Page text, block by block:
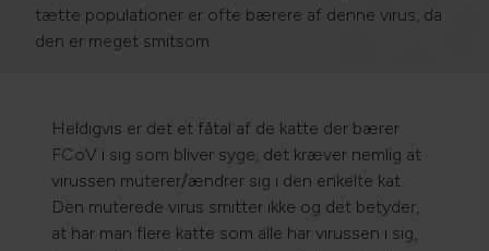
tætte populationer er ofte bærere af denne virus, da
den er meget smitsom.
Heldigvis er det et fåtal af de katte der bærer
FCoV i sig som bliver syge, det kræver nemlig at
virussen muterer/ændrer sig i den enkelte kat.
Den muterede virus smitter ikke og det betyder,
at har man flere katte som alle har virussen i sig,